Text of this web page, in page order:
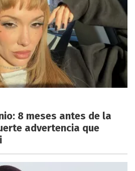
8 meses antes de la
advertencia que